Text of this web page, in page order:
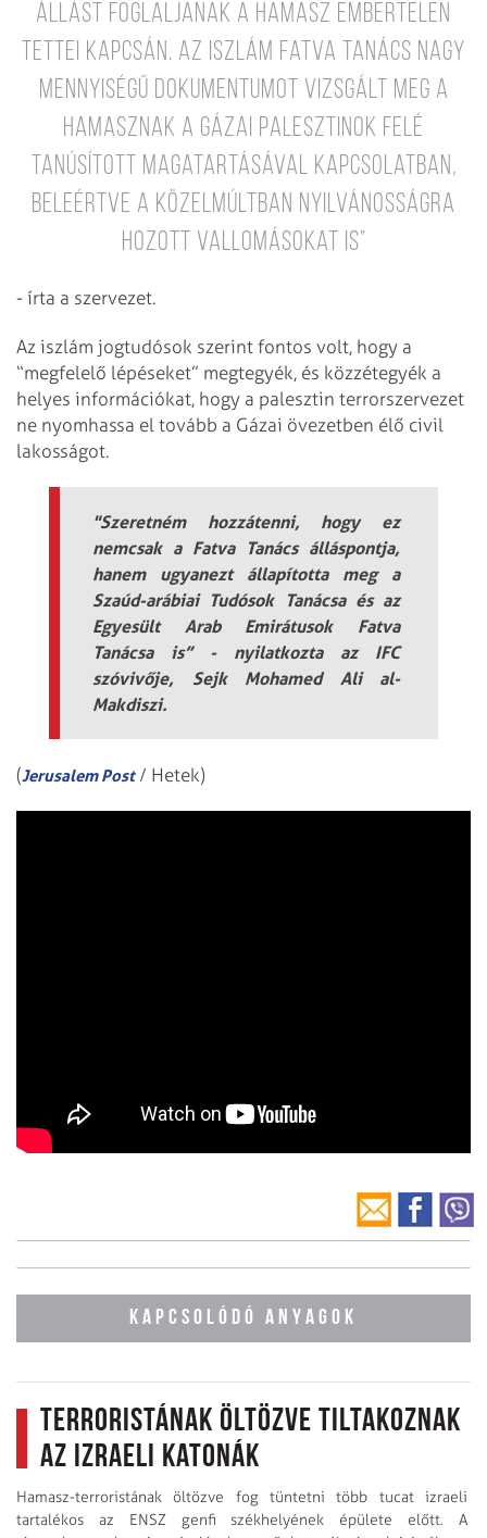
állást foglaljanak a Hamasz embertelen
tettei kapcsán. Az Iszlám Fatva Tanács nagy
mennyiségű dokumentumot vizsgált meg a
Hamasznak a gázai palesztinok felé
tanúsított magatartásával kapcsolatban,
beleértve a közelmúltban nyilvánosságra
hozott vallomásokat is”
- írta a szervezet.
Az iszlám jogtudósok szerint fontos volt, hogy a
“megfelelő lépéseket” megtegyék, és közzétegyék a
helyes információkat, hogy a palesztin terrorszervezet
ne nyomhassa el tovább a Gázai övezetben élő civil
lakosságot.
"Szeretném hozzátenni, hogy ez
nemcsak a Fatva Tanács álláspontja,
hanem ugyanezt állapította meg a
Szaúd-arábiai Tudósok Tanácsa és az
Egyesült Arab Emirátusok Fatva
Tanácsa is” - nyilatkozta az IFC
szóvivője, Sejk Mohamed Ali al-
Makdiszi.
(Jerusalem Post/ Hetek)
KAPCSOLÓDÓ ANYAGOK
Terroristának öltözve tiltakoznak
az izraeli katonák
Hamasz-terroristának öltözve fog tüntetni több tucat izraeli
tartalékos az ENSZ genfi székhelyének épülete előtt. A